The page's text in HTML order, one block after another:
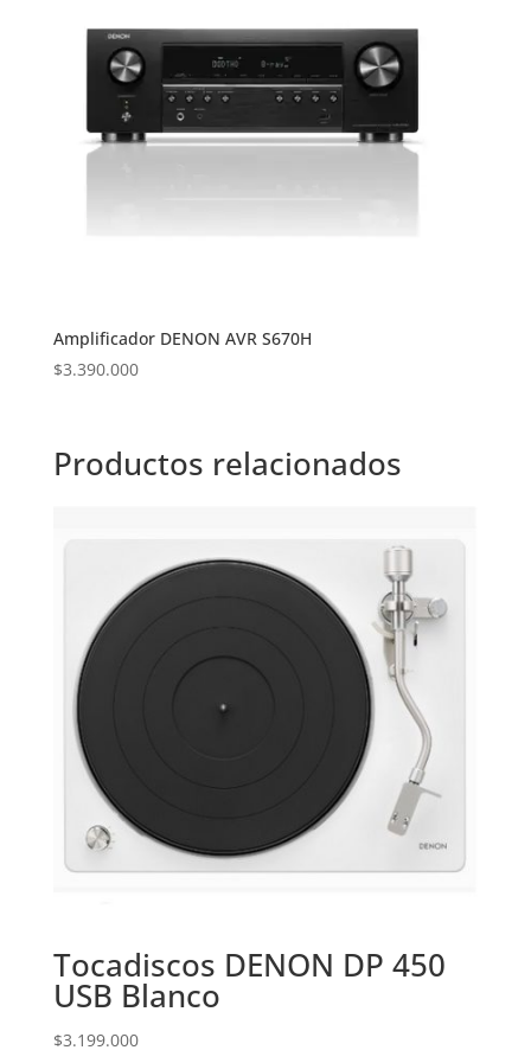
Amplificador DENON AVR S670H
$3.390.000
Productos relacionados
Tocadiscos DENON DP 450
USB Blanco
$3.199.000